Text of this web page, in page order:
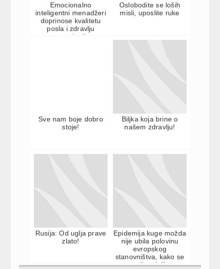
Emocionalno
inteligentni menadžeri
doprinose kvalitetu
posla i zdravlju
zaposlenih
Oslobodite se loših
misli, uposlite ruke
Sve nam boje dobro
stoje!
Biljka koja brine o
našem zdravlju!
Rusija: Od uglja prave
zlato!
Epidemija kuge možda
nije ubila polovinu
evropskog
stanovništva, kako se
ranije mislilo